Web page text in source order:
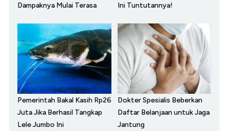
Dampaknya Mulai Terasa
Ini Tuntutannya!
Pemerintah Bakal Kasih Rp26
Juta Jika Berhasil Tangkap
Lele Jumbo Ini
Dokter Spesialis Beberkan
Daftar Belanjaan untuk Jaga
Jantung